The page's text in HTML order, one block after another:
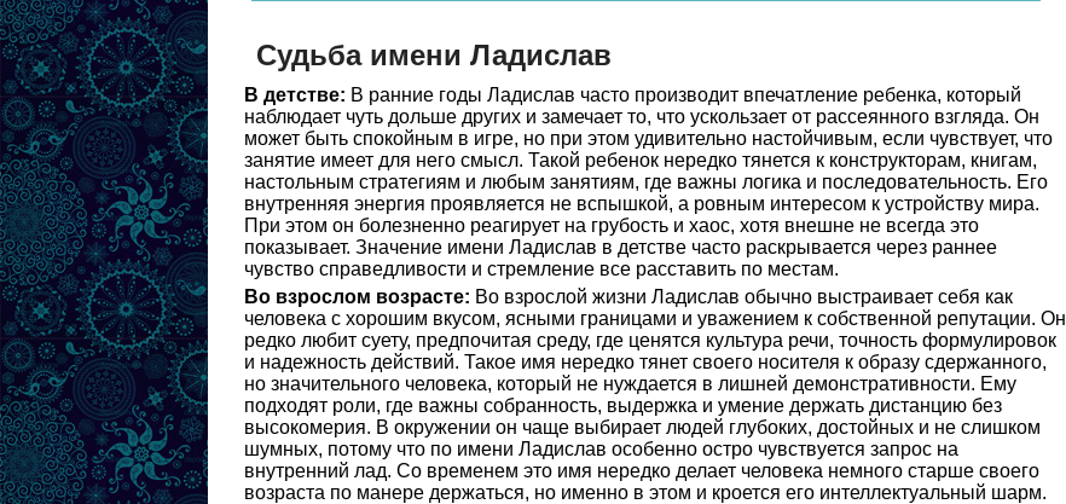
Судьба имени Ладислав
В детстве: В ранние годы Ладислав часто производит впечатление ребенка, который
наблюдает чуть дольше других и замечает то, что ускользает от рассеянного взгляда. Он
может быть спокойным в игре, но при этом удивительно настойчивым, если чувствует, что
занятие имеет для него смысл. Такой ребенок нередко тянется к конструкторам, книгам,
настольным стратегиям и любым занятиям, где важны логика и последовательность. Его
внутренняя энергия проявляется не вспышкой, а ровным интересом к устройству мира.
При этом он болезненно реагирует на грубость и хаос, хотя внешне не всегда это
показывает. Значение имени Ладислав в детстве часто раскрывается через раннее
чувство справедливости и стремление все расставить по местам.
Во взрослом возрасте: Во взрослой жизни Ладислав обычно выстраивает себя как
человека с хорошим вкусом, ясными границами и уважением к собственной репутации. Он
редко любит суету, предпочитая среду, где ценятся культура речи, точность формулировок
и надежность действий. Такое имя нередко тянет своего носителя к образу сдержанного,
но значительного человека, который не нуждается в лишней демонстративности. Ему
подходят роли, где важны собранность, выдержка и умение держать дистанцию без
высокомерия. В окружении он чаще выбирает людей глубоких, достойных и не слишком
шумных, потому что по имени Ладислав особенно остро чувствуется запрос на
внутренний лад. Со временем это имя нередко делает человека немного старше своего
возраста по манере держаться, но именно в этом и кроется его интеллектуальный шарм.